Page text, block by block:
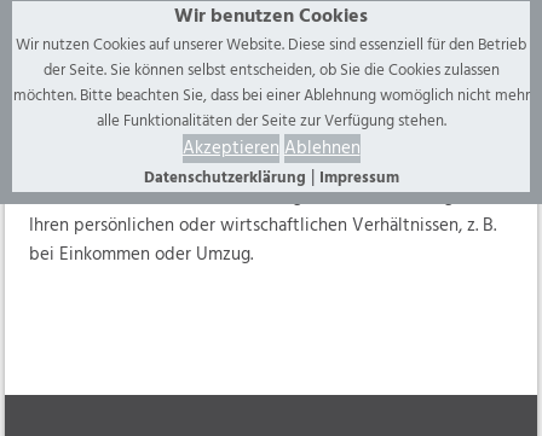
Sollten weitere Unterlagen erforderlich sein, informieren wir
Sie.
Änderungen mitteilen:
Bitte informieren Sie uns unverzüglich über Änderungen in
Ihren persönlichen oder wirtschaftlichen Verhältnissen, z. B.
bei Einkommen oder Umzug.
Wir benutzen Cookies
Wir nutzen Cookies auf unserer Website. Diese sind essenziell für den Betrieb
der Seite. Sie können selbst entscheiden, ob Sie die Cookies zulassen
möchten. Bitte beachten Sie, dass bei einer Ablehnung womöglich nicht mehr
alle Funktionalitäten der Seite zur Verfügung stehen.
AkzeptierenAblehnen
Datenschutzerklärung | Impressum